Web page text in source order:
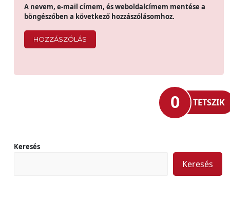
A nevem, e-mail címem, és weboldalcímem mentése a
böngészőben a következő hozzászólásomhoz.
0 TETSZIK
Keresés
Keresés